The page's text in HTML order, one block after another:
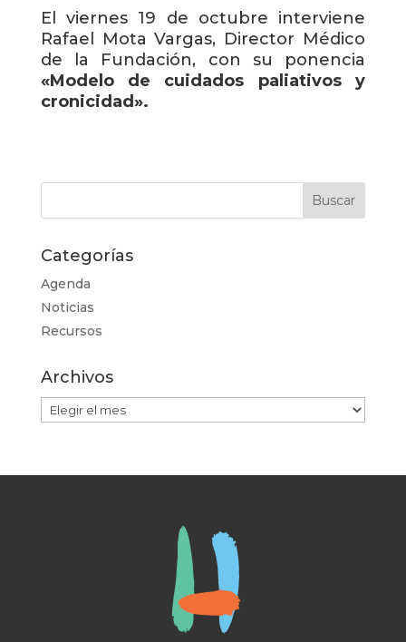
El viernes 19 de octubre interviene
Rafael Mota Vargas, Director Médico
de la Fundación, con su ponencia
«Modelo de cuidados paliativos y
cronicidad».
Categorías
Agenda
Noticias
Recursos
Archivos
Archivos